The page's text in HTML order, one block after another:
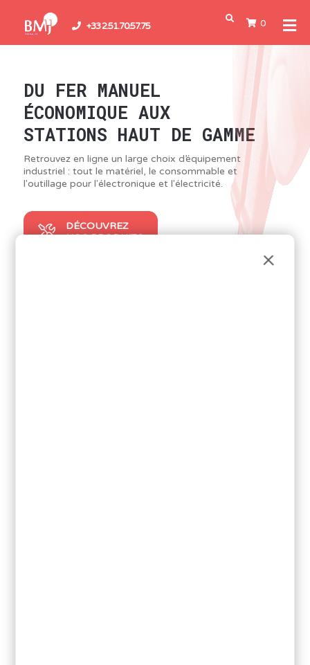
+33 2.51.70.57.75 0
DU FER MANUEL
ÉCONOMIQUE AUX
STATIONS HAUT DE GAMME
Retrouvez en ligne un large choix d’équipement
industriel : tout le matériel, le consommable et
l'outillage pour l'électronique et l'électricité.
DÉCOUVREZ
NOS PRODUITS